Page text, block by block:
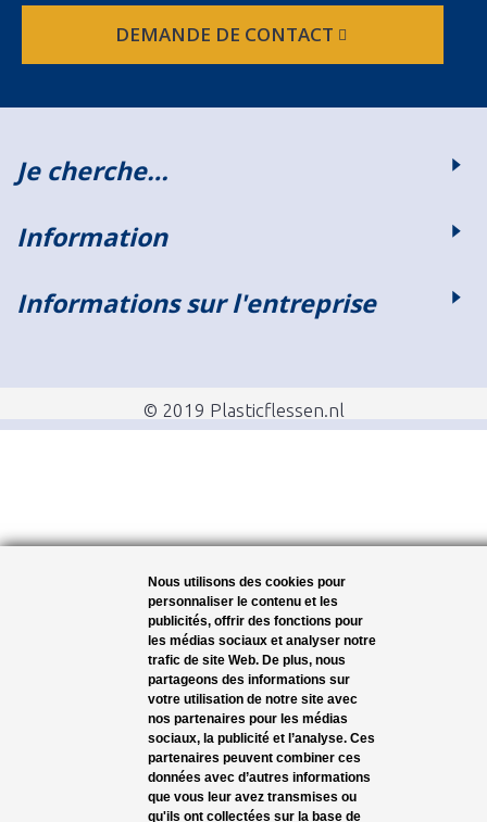
DEMANDE DE CONTACT
Je cherche…
Information
Informations sur l'entreprise
© 2019 Plasticflessen.nl
Nous utilisons des cookies pour
personnaliser le contenu et les
publicités, offrir des fonctions pour
les médias sociaux et analyser notre
trafic de site Web. De plus, nous
partageons des informations sur
votre utilisation de notre site avec
nos partenaires pour les médias
sociaux, la publicité et l’analyse. Ces
partenaires peuvent combiner ces
données avec d’autres informations
que vous leur avez transmises ou
qu'ils ont collectées sur la base de